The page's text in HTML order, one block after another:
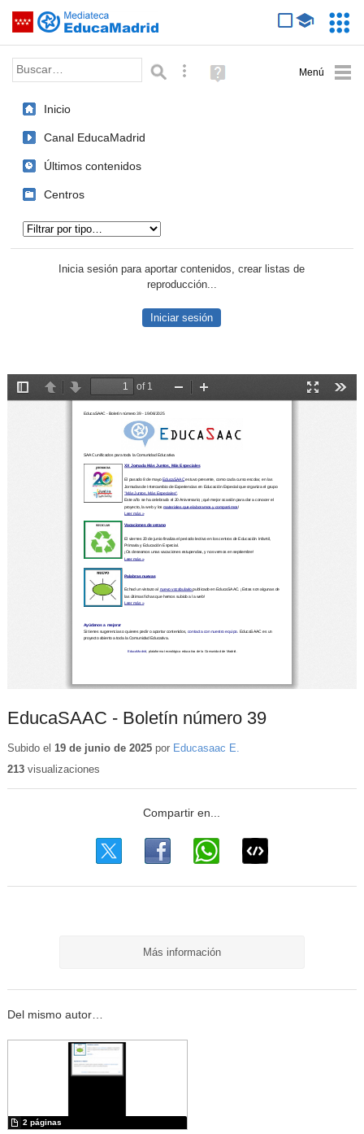
Saltar navegación
Palabra o frase: Búsqueda avanzada
Ayuda
(en
Inicio
Canal EducaMadrid
Últimos contenidos
Centros
Inicia sesión para aportar contenidos, crear listas de
reproducción...
Iniciar sesión
EducaSAAC - Boletín número 39
Subido el 19 de junio de 2025por Educasaac E.
213visualizaciones
Más información
Del mismo autor…
2 páginas